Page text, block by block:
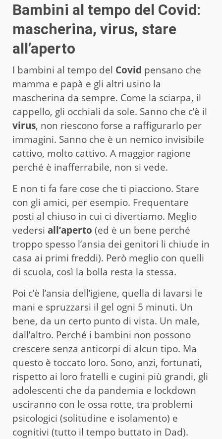
Bambini al tempo del Covid:
mascherina, virus, stare
all’aperto
I bambini al tempo del Covid pensano che
mamma e papà e gli altri usino la
mascherina da sempre. Come la sciarpa, il
cappello, gli occhiali da sole. Sanno che c’è il
virus, non riescono forse a raffigurarlo per
immagini. Sanno che è un nemico invisibile
cattivo, molto cattivo. A maggior ragione
perché è inafferrabile, non si vede.
E non ti fa fare cose che ti piacciono. Stare
con gli amici, per esempio. Frequentare
posti al chiuso in cui ci divertiamo. Meglio
vedersi all’aperto (ed è un bene perché
troppo spesso l’ansia dei genitori li chiude in
casa ai primi freddi). Però meglio con quelli
di scuola, così la bolla resta la stessa.
Poi c’è l’ansia dell’igiene, quella di lavarsi le
mani e spruzzarsi il gel ogni 5 minuti. Un
bene, da un certo punto di vista. Un male,
dall’altro. Perché i bambini non possono
crescere senza anticorpi di alcun tipo. Ma
questo è toccato loro. Sono, anzi, fortunati,
rispetto ai loro fratelli e cugini più grandi, gli
adolescenti che da pandemia e lockdown
usciranno con le ossa rotte, tra problemi
psicologici (solitudine e isolamento) e
cognitivi (tutto il tempo buttato in Dad).